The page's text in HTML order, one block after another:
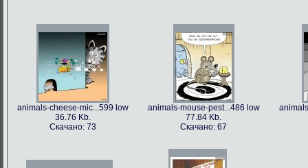
animals-cheese-mic...599 low
36.76 Kb.
Скачано: 73
animals-mouse-pest...486 low
77.84 Kb.
Скачано: 67